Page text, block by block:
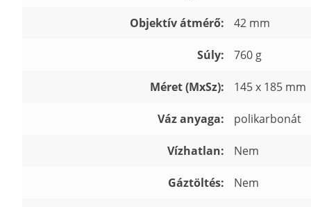
Objektív átmérő: 42 mm
Súly: 760 g
Méret (MxSz): 145 x 185 mm
Váz anyaga: polikarbonát
Vízhatlan: Nem
Gáztöltés: Nem